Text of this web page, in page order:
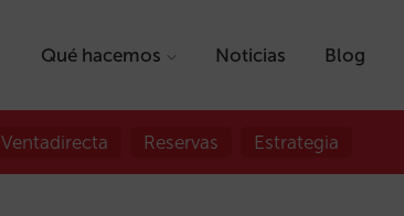
Qué hacemos Noticias Blog
Ventadirecta Reservas Estrategia